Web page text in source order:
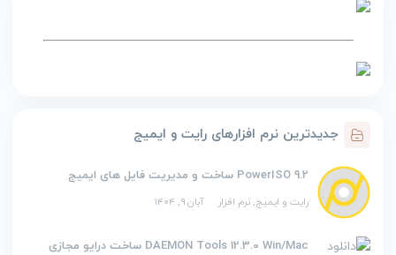
جدیدترین نرم افزارهای رایت و ایمیج
PowerISO 9.2 ساخت و مدیریت فایل های ایمیج
رایت و ایمیج, نرم افزار آبان ۹, ۱۴۰۴
DAEMON Tools 12.3.0 Win/Mac ساخت درایو مجازی